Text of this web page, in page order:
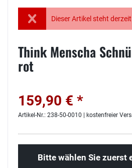
Dieser Artikel steht
Think Menscha
rot
159,90 € *
Artikel-Nr.: 238-50-0010 | kostenfreier
Bitte wählen Sie zuerst